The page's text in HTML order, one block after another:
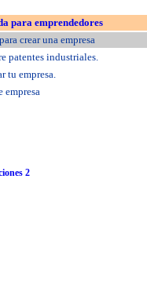
para emprendedores
crear una empresa
patentes industriales.
tu empresa.
empresa
2